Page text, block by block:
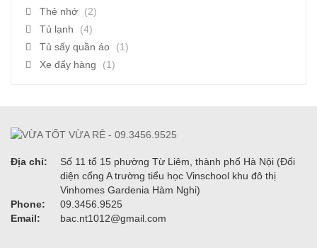
Thẻ nhớ
(2)
Tủ lạnh
(4)
Tủ sấy quần áo
(1)
Xe đẩy hàng
(1)
Địa chỉ:
Số 11 tổ 15 phường Từ Liêm, thành phố Hà Nội (Đối
diện cổng A trường tiểu học Vinschool khu đô thị
Vinhomes Gardenia Hàm Nghi)
Phone:
09.3456.9525
Email:
bac.nt1012@gmail.com